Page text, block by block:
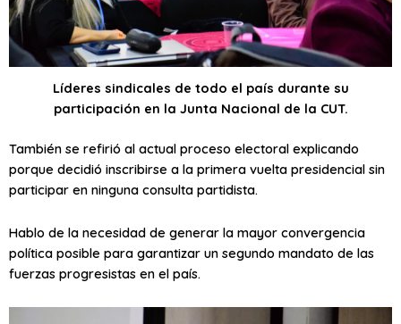
Líderes sindicales de todo el país durante su
participación en la Junta Nacional de la CUT.
También se refirió al actual proceso electoral explicando
porque decidió inscribirse a la primera vuelta presidencial sin
participar en ninguna consulta partidista.
Hablo de la necesidad de generar la mayor convergencia
política posible para garantizar un segundo mandato de las
fuerzas progresistas en el país.